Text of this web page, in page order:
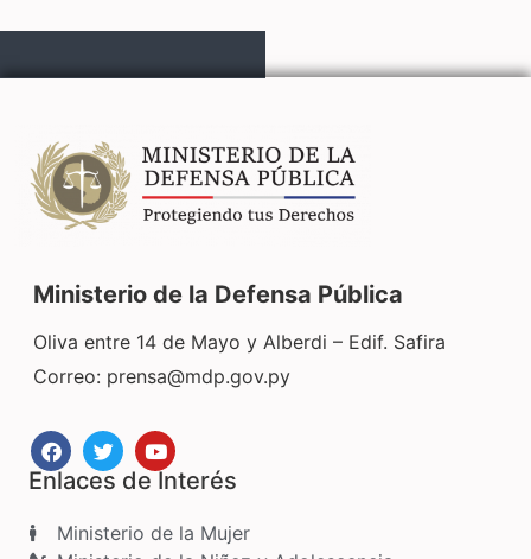
Ministerio de la Defensa Pública
Oliva entre 14 de Mayo y Alberdi – Edif. Safira
Correo: prensa@mdp.gov.py
Enlaces de Interés
Ministerio de la Mujer